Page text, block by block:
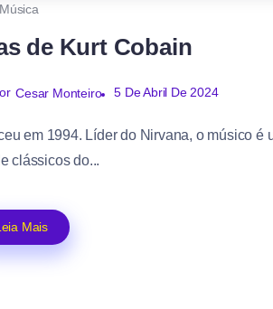
Música
de Kurt Cobain
Cesar Monteiro 5 De Abril De 2024
em 1994. Líder do Nirvana, o músico é
clássicos do...
Mais